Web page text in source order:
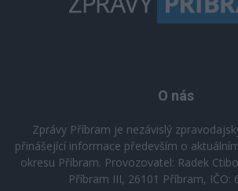
O nás
Zprávy Příbram je nezávislý
přinášející informace především o
okresu Příbram. Provozovatel: Radek
Příbram III, 26101 Příbram, IČO: